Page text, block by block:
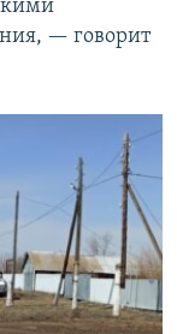
— говорит